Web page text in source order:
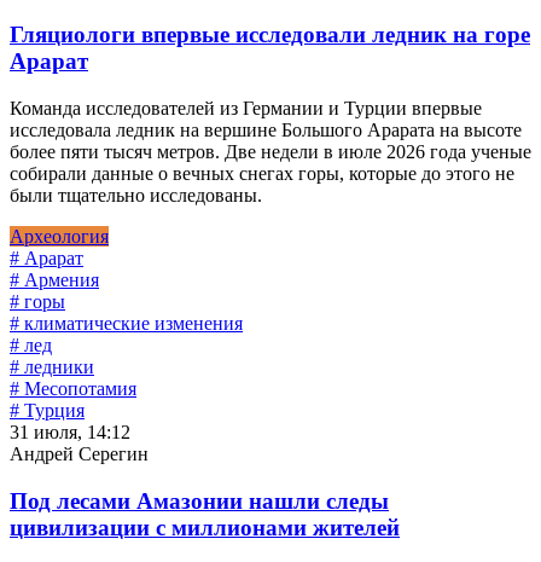
Гляциологи впервые исследовали ледник на горе
Арарат
Команда исследователей из Германии и Турции впервые
исследовала ледник на вершине Большого Арарата на высоте
более пяти тысяч метров. Две недели в июле 2026 года ученые
собирали данные о вечных снегах горы, которые до этого не
были тщательно исследованы.
Археология
# Арарат
# Армения
# горы
# климатические изменения
# лед
# ледники
# Месопотамия
# Турция
31 июля, 14:12
Андрей Серегин
Под лесами Амазонии нашли следы
цивилизации с миллионами жителей